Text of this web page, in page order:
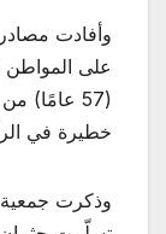
وأفادت مصادر
على المواطن
(57 عامًا)
خطيرة في
وذكرت جمعية